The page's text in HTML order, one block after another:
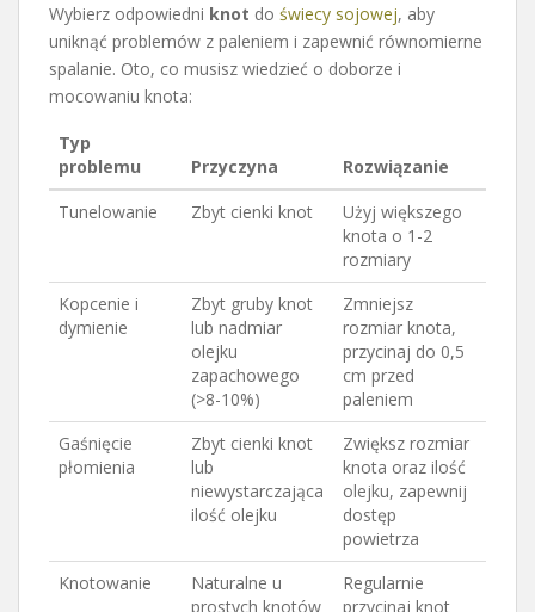
Wybierz odpowiedni knot do świecy sojowej, aby
uniknąć problemów z paleniem i zapewnić równomierne
spalanie. Oto, co musisz wiedzieć o doborze i
mocowaniu knota:
Typ
problemu
Przyczyna
Rozwiązanie
Tunelowanie
Zbyt cienki knot
Użyj większego
knota o 1-2
rozmiary
Kopcenie i
dymienie
Zbyt gruby knot
lub nadmiar
olejku
zapachowego
(>8-10%)
Zmniejsz
rozmiar knota,
przycinaj do 0,5
cm przed
paleniem
Gaśnięcie
płomienia
Zbyt cienki knot
lub
niewystarczająca
ilość olejku
Zwiększ rozmiar
knota oraz ilość
olejku, zapewnij
dostęp
powietrza
Knotowanie
Naturalne u
prostych knotów
Regularnie
przycinaj knot